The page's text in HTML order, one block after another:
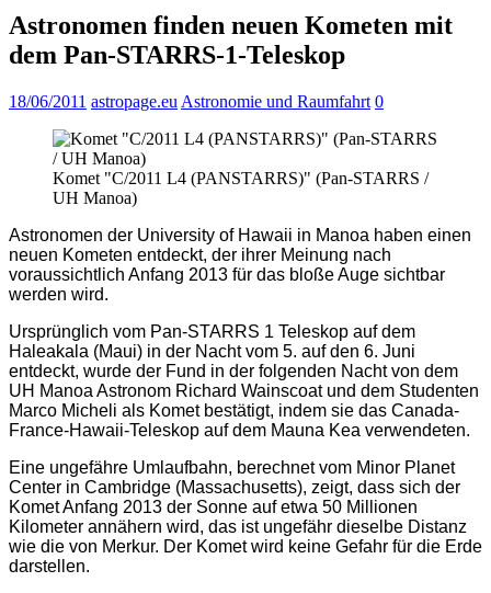
Astronomen finden neuen Kometen mit
dem Pan-STARRS-1-Teleskop
18/06/2011 astropage.eu Astronomie und Raumfahrt 0
Komet "C/2011 L4 (PANSTARRS)" (Pan-STARRS /
UH Manoa)
Astronomen der University of Hawaii in Manoa haben einen
neuen Kometen entdeckt, der ihrer Meinung nach
voraussichtlich Anfang 2013 für das bloße Auge sichtbar
werden wird.
Ursprünglich vom Pan-STARRS 1 Teleskop auf dem
Haleakala (Maui) in der Nacht vom 5. auf den 6. Juni
entdeckt, wurde der Fund in der folgenden Nacht von dem
UH Manoa Astronom Richard Wainscoat und dem Studenten
Marco Micheli als Komet bestätigt, indem sie das Canada-
France-Hawaii-Teleskop auf dem Mauna Kea verwendeten.
Eine ungefähre Umlaufbahn, berechnet vom Minor Planet
Center in Cambridge (Massachusetts), zeigt, dass sich der
Komet Anfang 2013 der Sonne auf etwa 50 Millionen
Kilometer annähern wird, das ist ungefähr dieselbe Distanz
wie die von Merkur. Der Komet wird keine Gefahr für die Erde
darstellen.